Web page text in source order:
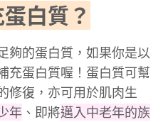
白質？
夠的蛋白質，如果你是以
充蛋白質喔！蛋白質可幫
修復，亦可用於肌肉生
年 、即將邁入中老年的族